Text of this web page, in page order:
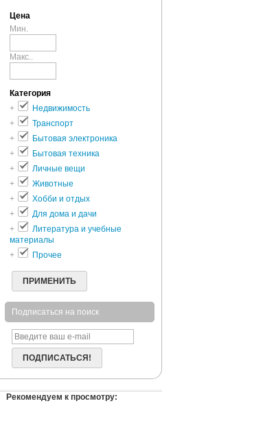
Цена
Мин.
Макс..
Категория
+
Недвижимость
+
Транспорт
+
Бытовая электроника
+
Бытовая техника
+
Личные вещи
+
Животные
+
Хобби и отдых
+
Для дома и дачи
+
Литература и учебные
материалы
+
Прочее
ПРИМЕНИТЬ
Подписаться на поиск
ПОДПИСАТЬСЯ!
Рекомендуем к просмотру: